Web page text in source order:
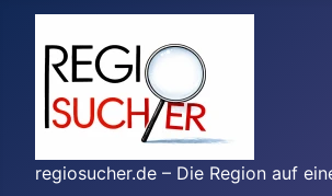
regiosucher.de – Die Region auf